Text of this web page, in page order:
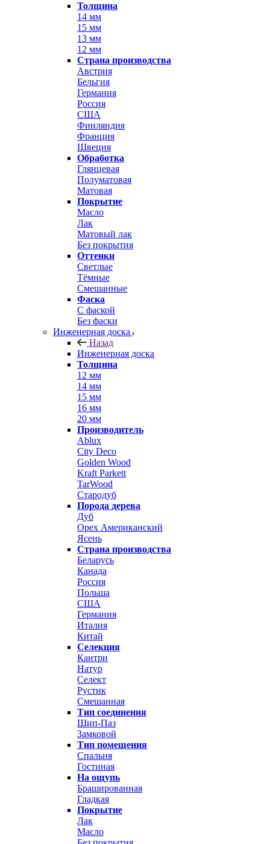
Толщина
14 мм
15 мм
13 мм
12 мм
Страна производства
Австрия
Бельгия
Германия
Россия
США
Финляндия
Франция
Швеция
Обработка
Глянцевая
Полуматовая
Матовая
Покрытие
Масло
Лак
Матовый лак
Без покрытия
Оттенки
Светлые
Тёмные
Смешанные
Фаска
С фаской
Без фаски
Инженерная доска
Назад
Инженерная доска
Толщина
12 мм
14 мм
15 мм
16 мм
20 мм
Производитель
Ablux
City Deco
Golden Wood
Kraft Parkett
TarWood
Стародуб
Порода дерева
Дуб
Орех Американский
Ясень
Страна производства
Беларусь
Канада
Россия
Польша
США
Германия
Италия
Китай
Селекция
Кантри
Натур
Селект
Рустик
Смешанная
Тип соединения
Шип-Паз
Замковой
Тип помещения
Спальня
Гостиная
На ощупь
Брашированная
Гладкая
Покрытие
Лак
Масло